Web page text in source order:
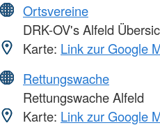
Ortsvereine
DRK-OV's Alfeld
Karte: Link zur Google
Rettungswache
Rettungswache Alfeld
Karte: Link zur Google